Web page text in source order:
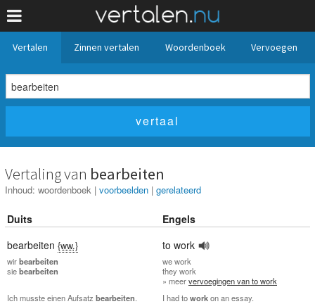
Vertalen Zinnen vertalen Woordenboek Vervoegen
Vertaling van bearbeiten
Inhoud: woordenboek | voorbeelden | gerelateerd
Duits
Engels
bearbeiten {ww.} to work
wirbearbeiten
siebearbeiten
wework
they work
» meervervoegingen van to work
Ich musste einen Aufsatz bearbeiten I had toworkon an essay.